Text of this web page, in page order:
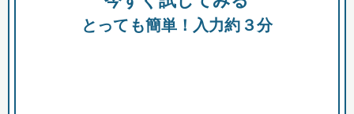
とっても簡単！入力約３分